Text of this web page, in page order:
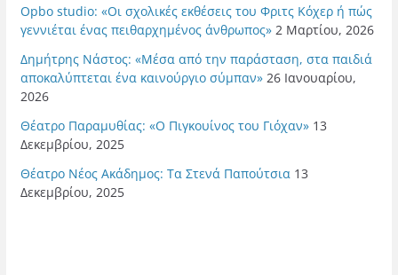
Opbo studio: «Οι σχολικές εκθέσεις του Φριτς Κόχερ ή πώς
γεννιέται ένας πειθαρχημένος άνθρωπος» 2 Μαρτίου, 2026
Δημήτρης Νάστος: «Μέσα από την παράσταση, στα παιδιά
αποκαλύπτεται ένα καινούργιο σύμπαν» 26 Ιανουαρίου,
2026
Θέατρο Παραμυθίας: «Ο Πιγκουίνος του Γιόχαν» 13
Δεκεμβρίου, 2025
Θέατρο Νέος Ακάδημος: Τα Στενά Παπούτσια 13
Δεκεμβρίου, 2025